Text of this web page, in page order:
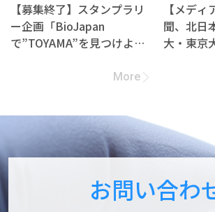
【募集終了】スタンプラリ
ー企画「BioJapan
で”TOYAMA”を見つけよ
More
【メデ
聞、北日
大・東京
お問い合わ